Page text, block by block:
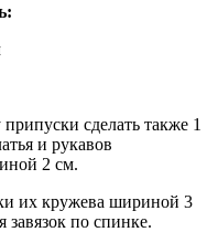
сделать также 1
и рукавов
2 см.
их кружева шириной 3
по спинке.